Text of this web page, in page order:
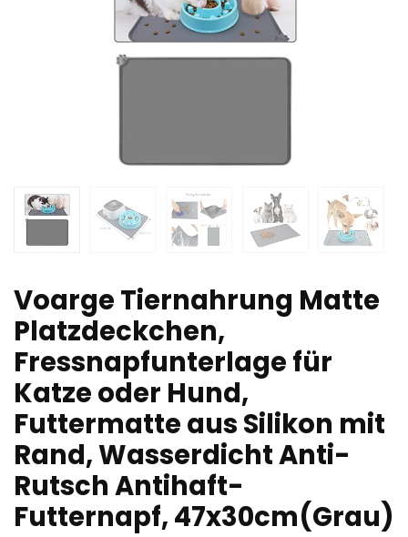
Voarge Tiernahrung Matte
Platzdeckchen,
Fressnapfunterlage für
Katze oder Hund,
Futtermatte aus Silikon mit
Rand, Wasserdicht Anti-
Rutsch Antihaft-
Futternapf, 47x30cm(Grau)